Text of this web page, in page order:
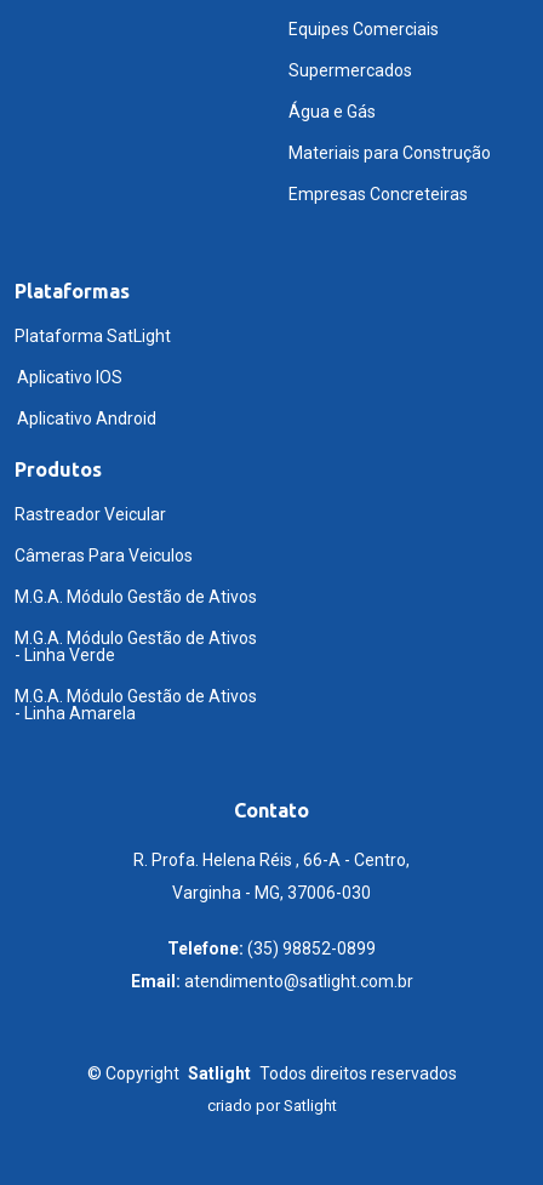
Equipes Comerciais
Supermercados
Água e Gás
Materiais para Construção
Empresas Concreteiras
Plataformas
Plataforma SatLight
Aplicativo IOS
Aplicativo Android
Produtos
Rastreador Veicular
Câmeras Para Veiculos
M.G.A. Módulo Gestão de Ativos
M.G.A. Módulo Gestão de Ativos
- Linha Verde
M.G.A. Módulo Gestão de Ativos
- Linha Amarela
Contato
R. Profa. Helena Réis , 66-A - Centro,
Varginha - MG, 37006-030
Telefone: (35) 98852-0899
Email: atendimento@satlight.com.br
© Copyright Satlight Todos direitos reservados
criado porSatlight